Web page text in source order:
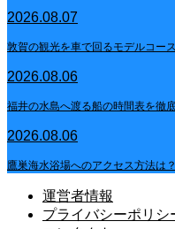
2026.08.07
敦賀の観光を車で回るモデルコー
2026.08.06
福井の水島へ渡る船の時間表を徹
2026.08.06
鷹巣海水浴場へのアクセス方法は
運営者情報
プライバシーポリシ